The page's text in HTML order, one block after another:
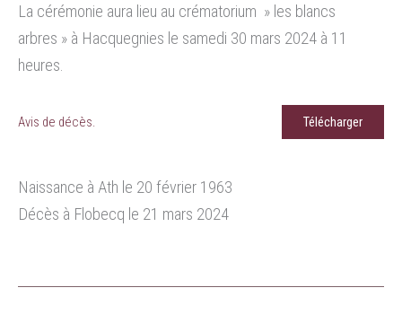
La cérémonie aura lieu au crématorium » les blancs
arbres » à Hacquegnies le samedi 30 mars 2024 à 11
heures.
Avis de décès. Télécharger
Naissance à Ath le 20 février 1963
Décès à Flobecq le 21 mars 2024